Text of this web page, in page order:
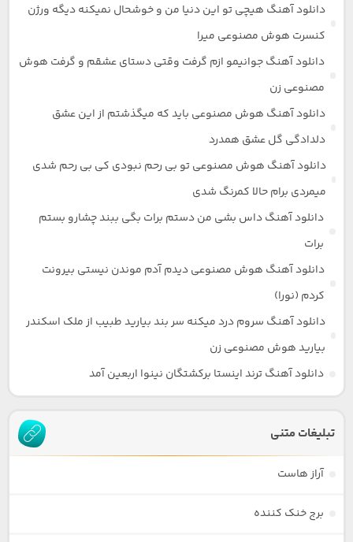
دانلود آهنگ هیچی تو این دنیا من و خوشحال نمیکنه دیگه ورژن
کنسرت هوش مصنوعی میرا
دانلود آهنگ جوانیمو ازم گرفت وقتی دستای عشقم و گرفت هوش
مصنوعی زن
دانلود آهنگ هوش مصنوعی باید که میگذشتم از این عشق
دلدادگی گل عشق همدرد
دانلود آهنگ هوش مصنوعی تو بی رحم نبودی کی بی رحم شدی
میمردی برام حالا کمرنگ شدی
دانلود آهنگ داس بشی من دستم برات بگی ببند چشارو بستم
برات
دانلود آهنگ هوش مصنوعی دیدم آدم موندن نیستی بیرونت
کردم (نورا)
دانلود آهنگ سروم درد میکنه سر بند بیارید طبیب از ملک اسکندر
بیارید هوش مصنوعی زن
دانلود آهنگ ترند اینستا برکشتگان نینوا اربعین آمد
تبلیغات متنی
آراز هاست
برج خنک کننده